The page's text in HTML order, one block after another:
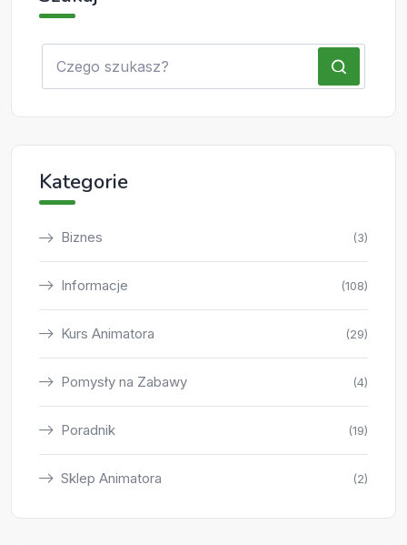
Kategorie
Biznes (3)
Informacje (108)
Kurs Animatora (29)
Pomysły na Zabawy (4)
Poradnik (19)
Sklep Animatora (2)